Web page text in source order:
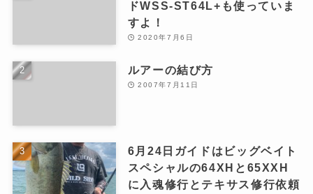
ドWSS-ST64L+も使っていま
すよ！
2020年7月6日
ルアーの結び方
2007年7月11日
6月24日ガイドはビッグベイト
スペシャルの64XHと65XXH
に入魂修行とテキサス修行依頼